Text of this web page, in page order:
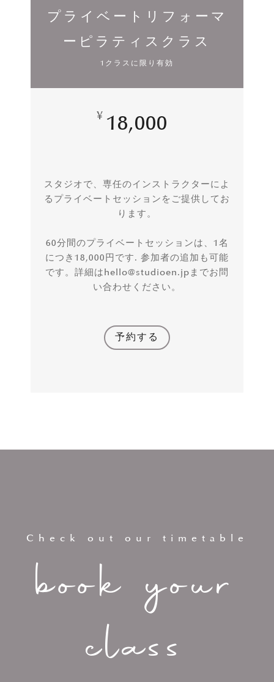
プライベートリフォーマ
ーピラティスクラス
1クラスに限り有効
¥ 18,000
スタジオで、専任のインストラクターによ
るプライベートセッションをご提供してお
ります。
60分間のプライベートセッションは、1名
につき18,000円です. 参加者の追加も可能
です。詳細はhello@studioen.jpまでお問
い合わせください。
予約する
Check out our timetable
book your
class